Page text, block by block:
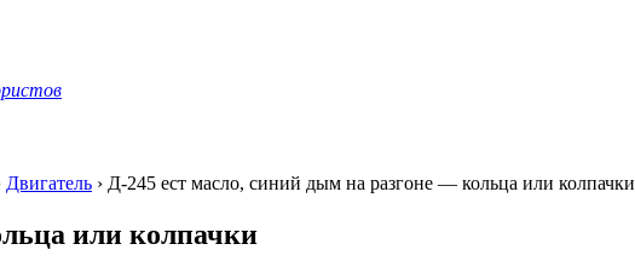
Двигатель › Д-245 ест масло, синий дым на разгоне — кольца или колпачки
или колпачки